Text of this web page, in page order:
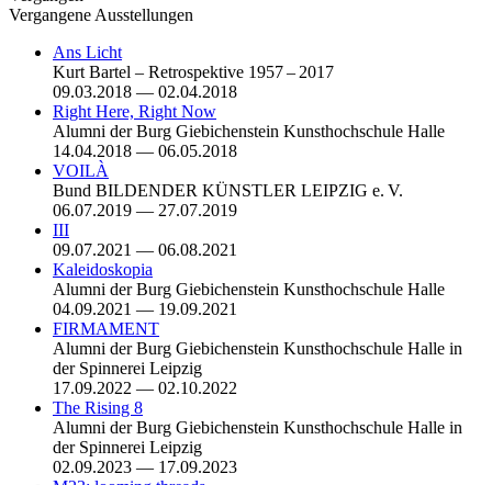
Vergangene Ausstellungen
Ans Licht
Kurt Bartel – Retrospektive 1957 – 2017
09.03.2018 — 02.04.2018
Right Here, Right Now
Alumni der Burg Giebichenstein Kunsthochschule Halle
14.04.2018 — 06.05.2018
VOILÀ
Bund BILDENDER KÜNSTLER LEIPZIG e. V.
06.07.2019 — 27.07.2019
III
09.07.2021 — 06.08.2021
Kaleidoskopia
Alumni der Burg Giebichenstein Kunsthochschule Halle
04.09.2021 — 19.09.2021
FIRMAMENT
Alumni der Burg Giebichenstein Kunsthochschule Halle in
der Spinnerei Leipzig
17.09.2022 — 02.10.2022
The Rising 8
Alumni der Burg Giebichenstein Kunsthochschule Halle in
der Spinnerei Leipzig
02.09.2023 — 17.09.2023